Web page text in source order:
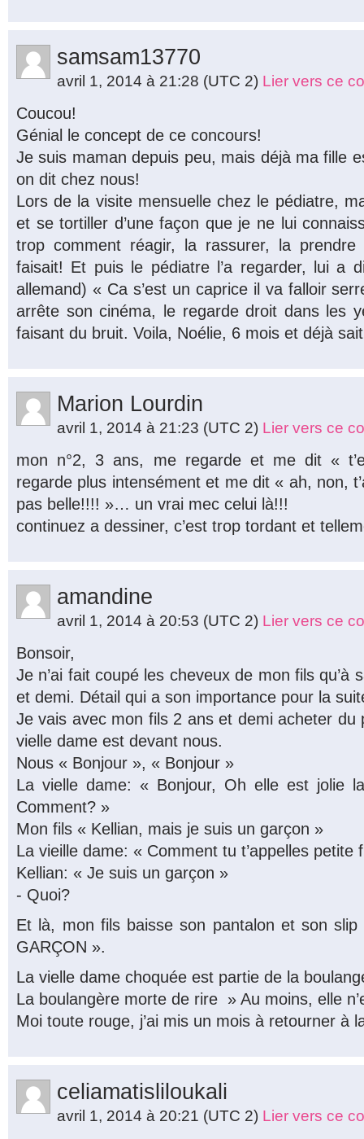
samsam13770
avril 1, 2014 à 21:28 (UTC 2) Lier vers ce
Coucou!
Génial le concept de ce concours!
Je suis maman depuis peu, mais déjà ma fille
on dit chez nous!
Lors de la visite mensuelle chez le pédiatre,
et se tortiller d’une façon que je ne lui
trop comment réagir, la rassurer, la
faisait! Et puis le pédiatre l’a regarder, lui a
allemand) « Ca s’est un caprice il va falloir
arrête son cinéma, le regarde droit dans les
faisant du bruit. Voila, Noélie, 6 mois et déjà
Marion Lourdin
avril 1, 2014 à 21:23 (UTC 2) Lier vers ce
mon n°2, 3 ans, me regarde et me dit «
regarde plus intensément et me dit « ah, non,
pas belle!!!! »… un vrai mec celui là!!!
continuez a dessiner, c’est trop tordant et
amandine
avril 1, 2014 à 20:53 (UTC 2) Lier vers ce
Bonsoir,
Je n’ai fait coupé les cheveux de mon fils qu’à
et demi. Détail qui a son importance pour la
Je vais avec mon fils 2 ans et demi acheter du
vielle dame est devant nous.
Nous « Bonjour », « Bonjour »
La vielle dame: « Bonjour, Oh elle est jolie
Comment? »
Mon fils « Kellian, mais je suis un garçon »
La vieille dame: « Comment tu t’appelles petite
Kellian: « Je suis un garçon »
- Quoi?
Et là, mon fils baisse son pantalon et son
GARÇON ».
La vielle dame choquée est partie de la
La boulangère morte de rire » Au moins, elle
Moi toute rouge, j’ai mis un mois à retourner à
celiamatisliloukali
avril 1, 2014 à 20:21 (UTC 2) Lier vers ce